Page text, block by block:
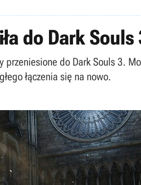
do Dark Souls
do Dark Souls 3.
łączenia się na nowo.